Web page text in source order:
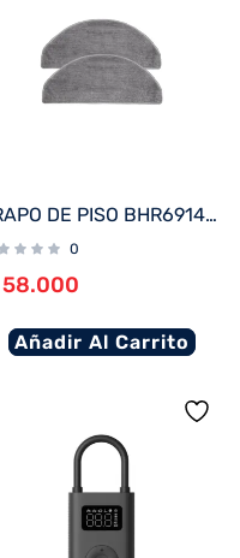
TRAPO DE PISO BHR6914GL PARA ASPIRADORA PORTATIL XIAOMI VACUUM E10/E12/E10C
0
58.000
Añadir Al Carrito